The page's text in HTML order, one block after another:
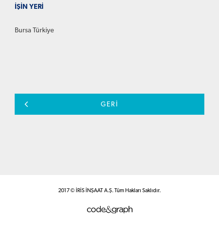
İŞİN YERİ
Bursa Türkiye
GERİ
2017 © İRİS İNŞAAT A.Ş. Tüm Hakları Saklıdır.